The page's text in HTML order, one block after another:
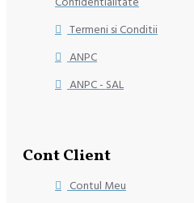
Termeni si Conditii
ANPC
ANPC - SAL
Cont Client
Contul Meu